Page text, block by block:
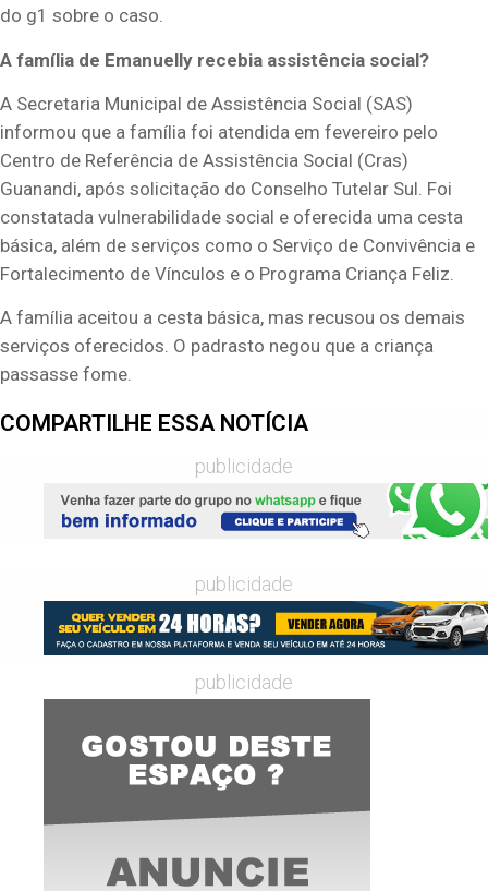
do g1 sobre o caso.
A família de Emanuelly recebia assistência social?
A Secretaria Municipal de Assistência Social (SAS)
informou que a família foi atendida em fevereiro pelo
Centro de Referência de Assistência Social (Cras)
Guanandi, após solicitação do Conselho Tutelar Sul. Foi
constatada vulnerabilidade social e oferecida uma cesta
básica, além de serviços como o Serviço de Convivência e
Fortalecimento de Vínculos e o Programa Criança Feliz.
A família aceitou a cesta básica, mas recusou os demais
serviços oferecidos. O padrasto negou que a criança
passasse fome.
COMPARTILHE ESSA NOTÍCIA
publicidade
publicidade
publicidade